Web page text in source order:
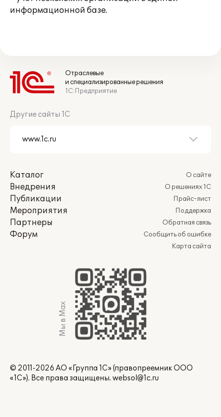
информационной базе.
Отраслевые
и специализированные решения
1С:Предприятие
Другие сайты 1С
Каталог
Внедрения
Публикации
Мероприятия
Партнеры
Форум
О сайте
О решениях 1С
Прайс-лист
Поддержка
Обратная связь
Сообщить об ошибке
Карта сайта
Мы в Max
© 2011-2026 АО «Группа 1С» (правопреемник ООО
«1С»). Все права защищены. websol@1c.ru